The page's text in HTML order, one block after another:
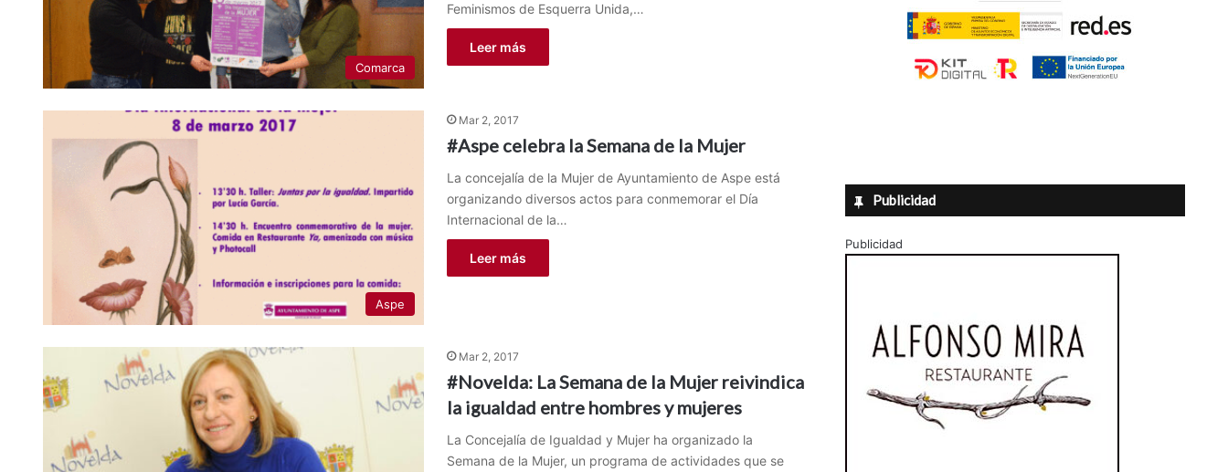
Comarca
Feminismos de Esquerra Unida,…
Leer más
Aspe
Mar 2, 2017
#Aspe celebra la Semana de la Mujer
La concejalía de la Mujer de Ayuntamiento de Aspe está
organizando diversos actos para conmemorar el Día
Internacional de la…
Leer más
Mar 2, 2017
#Novelda: La Semana de la Mujer reivindica
la igualdad entre hombres y mujeres
La Concejalía de Igualdad y Mujer ha organizado la
Semana de la Mujer, un programa de actividades que se
Publicidad
Publicidad